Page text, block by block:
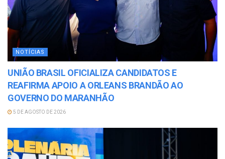
NOTÍCIAS
UNIÃO BRASIL OFICIALIZA CANDIDATOS E
REAFIRMA APOIO A ORLEANS BRANDÃO AO
GOVERNO DO MARANHÃO
5 DE AGOSTO DE 2026